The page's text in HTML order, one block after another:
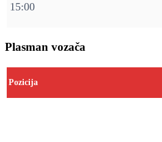
15:00
Plasman vozača
Pozicija